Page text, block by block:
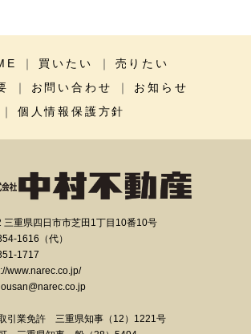
買いたい
売りたい
お問い合わせ
お知らせ
個人情報保護方針
三重県四日市市芝田1丁目10番10号
1616（代）
1717
www.narec.co.jp/
引業免許 三重県知事（12）1221号